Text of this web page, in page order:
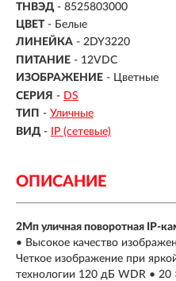
ТНВЭД - 8525803000
ЦВЕТ - Белые
ЛИНЕЙКА - 2DY3220
ПИТАНИЕ - 12VDC
ИЗОБРАЖЕНИЕ - Цветные
СЕРИЯ - DS
ТИП - Уличные
ВИД - IP (сетевые)
ОПИСАНИЕ
2Мп уличная поворотная IP-
• Высокое качество
Четкое изображение при
технологии 120 дБ WDR • 20